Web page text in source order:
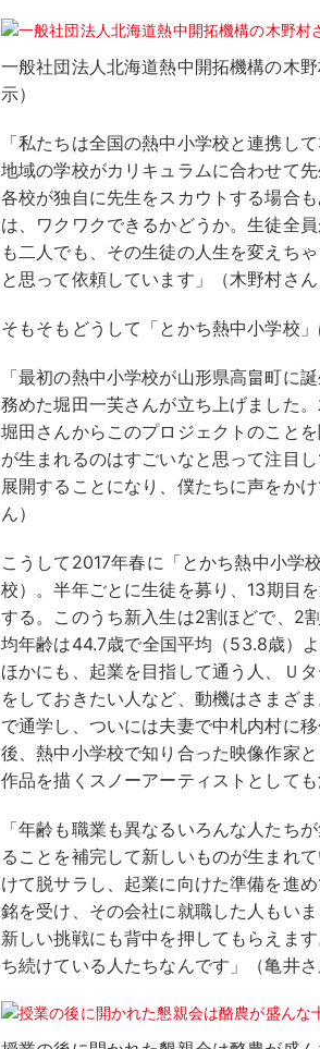
一般社団法人北海道熱中開拓機構の木
示）
「私たちは全国の熱中小学校と連携し
地域の学校がカリキュラムに合わせて
各校が独自に先生をスカウトする場合
は、ワクワクできるかどうか。生徒全
も二人でも、その生徒の人生を変えち
と思って依頼しています」（木野村さん
そもそもどうして「とかち熱中小学校
「最初の熱中小学校が山形県高畠町に
務めた堀田一芙さんが立ち上げました
堀田さんからこのプロジェクトのこと
が生まれるのはすごいなと思って注目
展開することになり、僕たちに声をか
ん）
こうして2017年春に「とかち熱中小学
校）。半年ごとに生徒を募り、13期目
する。このうち新入生は2割ほどで、2
均年齢は44.7歳で全国平均（53.8歳）
ほかにも、起業を目指して通う人、Ｕ
をしておきたい人など、動機はさまざ
で通学し、ついには夫妻で中札内村に
後、熱中小学校で知り合った映像作家
作品を描くスノーアーティストとしても
「年齢も職業も異なるいろんな人たち
ることを補完して新しいものが生まれ
けて脱サラし、起業に向けた準備を進
銘を受け、その会社に就職した人もい
新しい挑戦にも背中を押してもらえま
ち続けている人たちなんです」（亀井さ